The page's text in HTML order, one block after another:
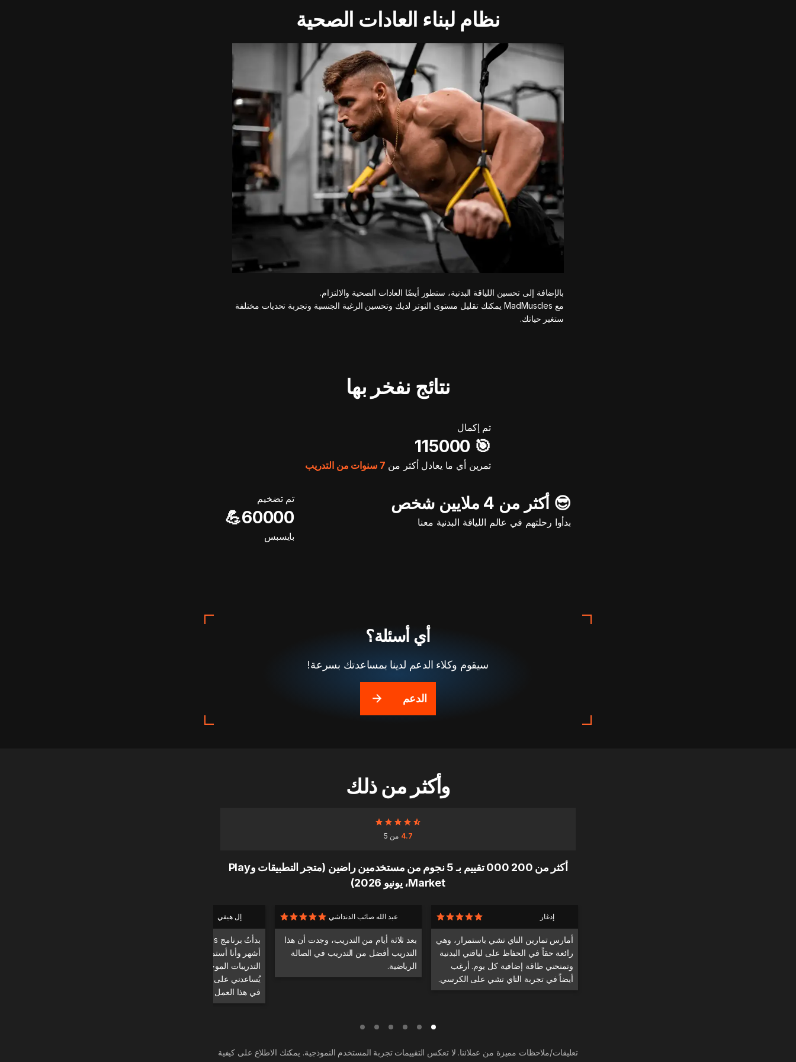
نظام لبناء العادات الصحية
بالإضافة إلى تحسين اللياقة البدنية، ستطور أيضًا العادات الصحية والالتزام.
مع MadMuscles يمكنك تقليل مستوى التوتر لديك وتحسين الرغبة الجنسية وتجربة تحديات مختلفة
ستغير حياتك.
نتائج نفخر بها
😎 أكثر من 4 ملايين شخص
بدأوا رحلتهم في عالم اللياقة البدنية معنا
تم إكمال
🎯️ 115000
تمرين أي ما يعادل أكثر من 7 سنوات من التدريب
تم تضخيم
60000💪
بايسبس
أي أسئلة؟
سيقوم وكلاء الدعم لدينا بمساعدتك بسرعة!
الدعم
وأكثر من ذلك
4.7 من 5
أكثر من 200 000 تقييم بـ 5 نجوم من مستخدمين راضين (متجر التطبيقات وPlay
Market، يونيو 2026)
إدغار
أمارس تمارين التاي تشي باستمرار، وهي
رائعة حقاً في الحفاظ على لياقتي البدنية
وتمنحني طاقة إضافية كل يوم. أرغب
أيضاً في تجربة التاي تشي على الكرسي.
عبد الله صائب الدنداشي
بعد ثلاثة أيام من التدريب، وجدت أن هذا
التدريب أفضل من التدريب في الصالة
الرياضية.
إل هيفي
أشهر وأنا أستمتع به. يعجبني بشكل خاص
التدريبات الموجهة والبرنامج اليومي، مما
يُساعدني على التركيز والحركة. استمروا
في هذا العمل الرائع! 💪
تعليقات/ملاحظات مميزة من عملائنا. لا تعكس التقييمات تجربة المستخدم النموذجية. يمكنك الاطلاع على كيفية